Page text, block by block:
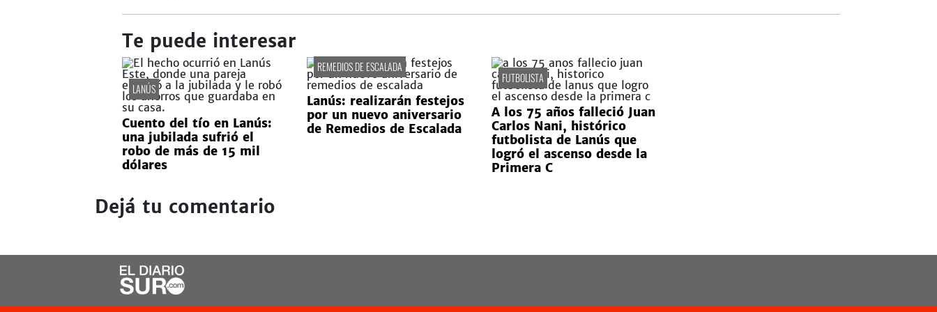
Te puede interesar
LANÚS
Cuento del tío en Lanús:
una jubilada sufrió el
robo de más de 15 mil
dólares
REMEDIOS DE ESCALADA
Lanús: realizarán festejos
por un nuevo aniversario
de Remedios de Escalada
FUTBOLISTA
A los 75 años falleció Juan
Carlos Nani, histórico
futbolista de Lanús que
logró el ascenso desde la
Primera C
Dejá tu comentario